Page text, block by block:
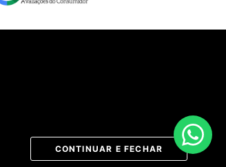
CONTINUAR E FECHAR